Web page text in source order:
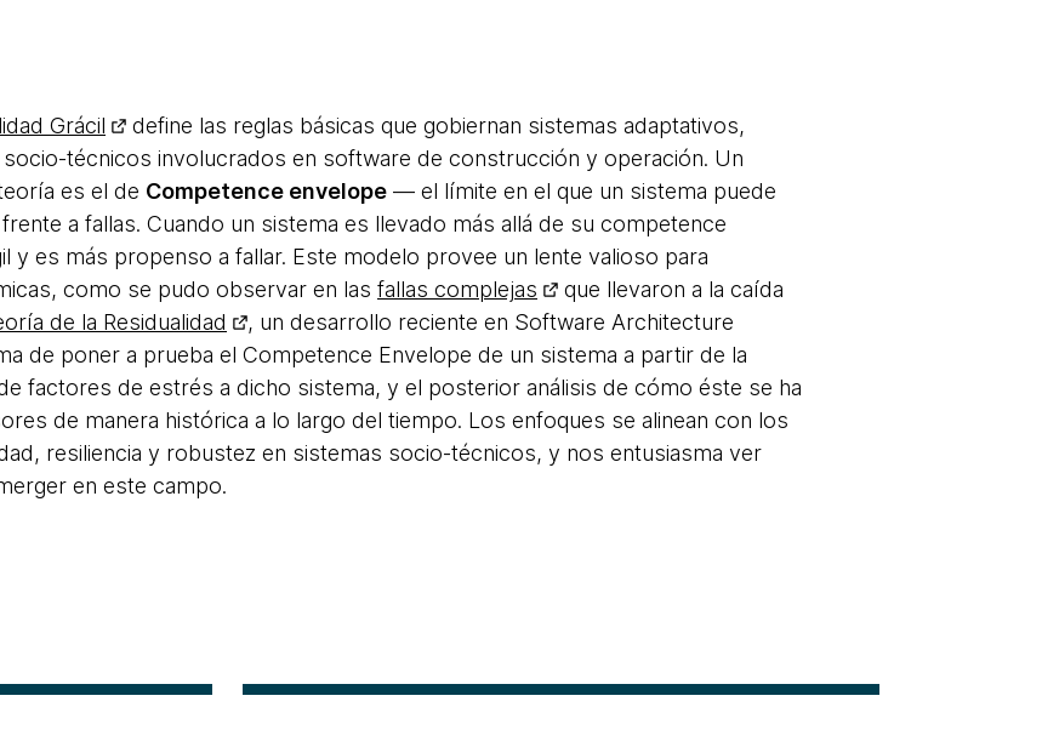
Grácil
define las reglas básicas que gobiernan sistemas adaptativos,
técnicos involucrados en software de construcción y operación. Un
es el de Competence envelope — el límite en el que un sistema puede
a fallas. Cuando un sistema es llevado más allá de su competence
y es más propenso a fallar. Este modelo provee un lente valioso para
como se pudo observar en las fallas complejas
que llevaron a la caída
de la Residualidad
, un desarrollo reciente en Software Architecture
de poner a prueba el Competence Envelope de un sistema a partir de la
factores de estrés a dicho sistema, y el posterior análisis de cómo éste se ha
de manera histórica a lo largo del tiempo. Los enfoques se alinean con los
resiliencia y robustez en sistemas socio-técnicos, y nos entusiasma ver
en este campo.